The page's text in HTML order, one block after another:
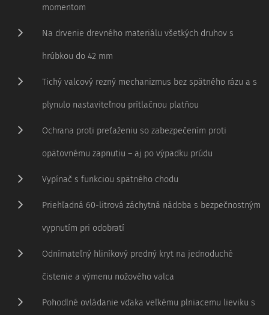
momentom
Na drvenie drevného materiálu všetkých druhov s
hrúbkou do 42 mm
Tichý valcový rezný mechanizmus bez spätného rázu a s
plynulo nastaviteľnou prítlačnou platňou
Ochrana proti preťaženiu so zabezpečením proti
opätovnému zapnutiu – aj po výpadku prúdu
Vypínač s funkciou spätného chodu
Priehľadná 60-litrová záchytná nádoba s bezpečnostným
vypnutím pri odobratí
Odnímateľný hliníkový predný kryt na jednoduché
čistenie a výmenu nožového valca
Pohodlné ovládanie vďaka veľkému plniacemu lieviku s